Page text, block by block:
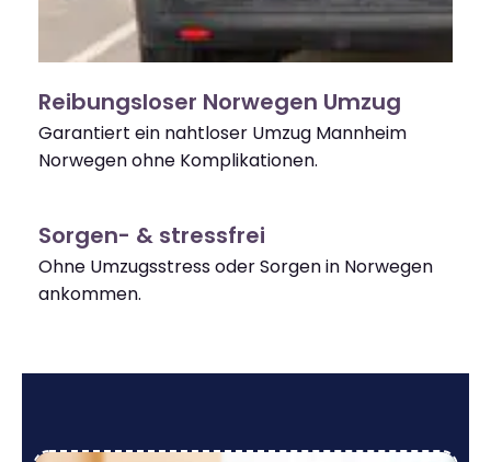
Reibungsloser Norwegen Umzug
Garantiert ein nahtloser Umzug Mannheim
Norwegen ohne Komplikationen.
Sorgen- & stressfrei
Ohne Umzugsstress oder Sorgen in Norwegen
ankommen.